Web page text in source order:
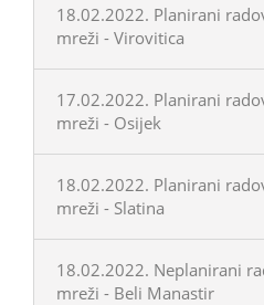
18.02.2022. Planirani
mreži - Virovitica
17.02.2022. Planirani
mreži - Osijek
18.02.2022. Planirani
mreži - Slatina
18.02.2022. Neplanirani
mreži - Beli Manastir